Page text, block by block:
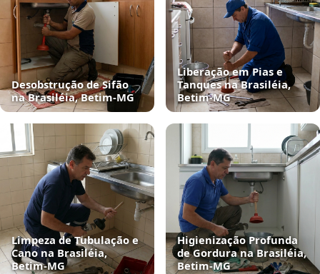
Desobstrução de Sifão
na Brasiléia, Betim‑MG
Liberação em Pias e
Tanques na Brasiléia,
Betim‑MG
Limpeza de Tubulação e
Cano na Brasiléia,
Betim‑MG
Higienização Profunda
de Gordura na Brasiléia,
Betim‑MG